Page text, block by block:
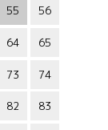
55 56
64 65
73 74
82 83